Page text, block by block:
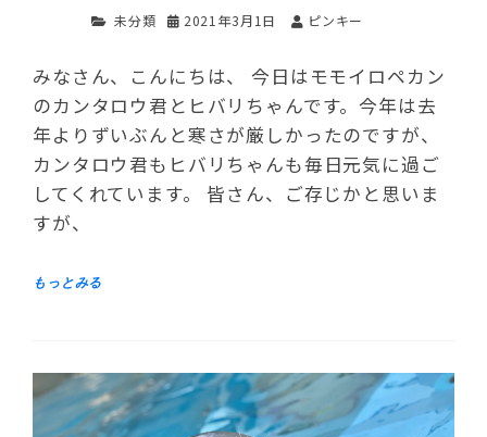
未分類 2021年3月1日 ピンキー
みなさん、こんにちは、 今日はモモイロペカン
のカンタロウ君とヒバリちゃんです。今年は去
年よりずいぶんと寒さが厳しかったのですが、
カンタロウ君もヒバリちゃんも毎日元気に過ご
してくれています。 皆さん、ご存じかと思いま
すが、